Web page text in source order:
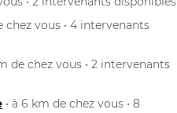
chez vous • 4 intervenants
de chez vous • 2 intervenants
• à 6 km de chez vous • 8